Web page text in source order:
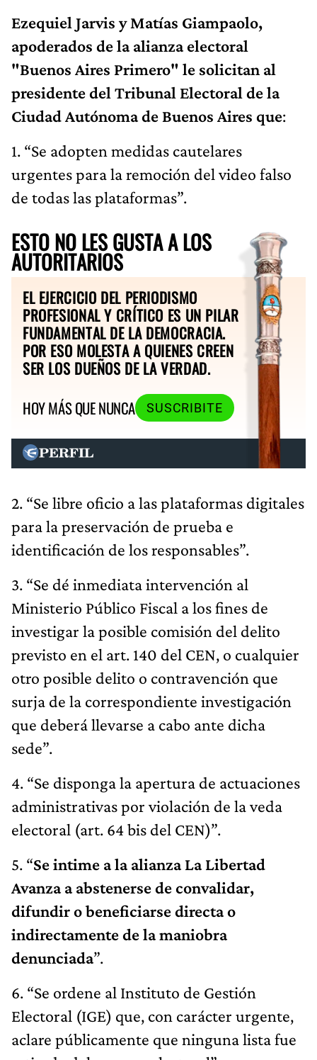
Ezequiel Jarvis y Matías Giampaolo,
apoderados de la alianza electoral
"Buenos Aires Primero" le solicitan al
presidente del Tribunal Electoral de la
Ciudad Autónoma de Buenos Aires que:
1. “Se adopten medidas cautelares
urgentes para la remoción del video falso
de todas las plataformas”.
ESTO NO LES GUSTA A LOS
AUTORITARIOS
EL EJERCICIO DEL PERIODISMO
PROFESIONAL Y CRÍTICO ES UN PILAR
FUNDAMENTAL DE LA DEMOCRACIA.
POR ESO MOLESTA A QUIENES CREEN
SER LOS DUEÑOS DE LA VERDAD.
HOY MÁS QUE NUNCA
SUSCRIBITE
2. “Se libre oficio a las plataformas digitales
para la preservación de prueba e
identificación de los responsables”.
3. “Se dé inmediata intervención al
Ministerio Público Fiscal a los fines de
investigar la posible comisión del delito
previsto en el art. 140 del CEN, o cualquier
otro posible delito o contravención que
surja de la correspondiente investigación
que deberá llevarse a cabo ante dicha
sede”.
4. “Se disponga la apertura de actuaciones
administrativas por violación de la veda
electoral (art. 64 bis del CEN)”.
5. “Se intime a la alianza La Libertad
Avanza a abstenerse de convalidar,
difundir o beneficiarse directa o
indirectamente de la maniobra
denunciada”.
6. “Se ordene al Instituto de Gestión
Electoral (IGE) que, con carácter urgente,
aclare públicamente que ninguna lista fue